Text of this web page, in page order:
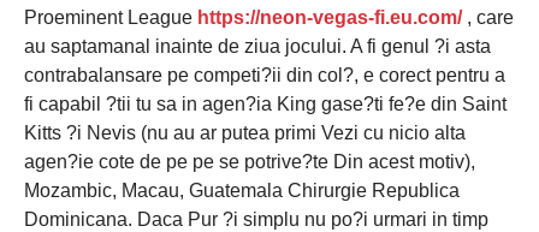
Proeminent League https://neon-vegas-fi.eu.com/, care
au saptamanal inainte de ziua jocului. A fi genul ?i asta
contrabalansare pe competi?ii din col?, e corect pentru a
fi capabil ?tii tu sa in agen?ia King gase?ti fe?e din Saint
Kitts ?i Nevis (nu au ar putea primi Vezi cu nicio alta
agen?ie cote de pe pe se potrive?te Din acest motiv),
Mozambic, Macau, Guatemala Chirurgie Republica
Dominicana. Daca Pur ?i simplu nu po?i urmari in timp